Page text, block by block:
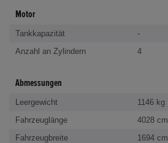
Motor
Tankkapazität
-
Anzahl an Zylindern
4
Abmessungen
Leergewicht
1146 kg
Fahrzeuglänge
4028 cm
Fahrzeugbreite
1694 cm